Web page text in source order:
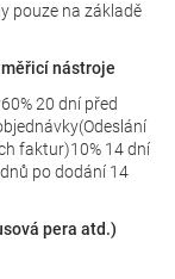
pouze na základě
nástroje
60% 20 dní před
(Odeslání
faktur)10% 14 dní
po dodání 14
pera atd.)